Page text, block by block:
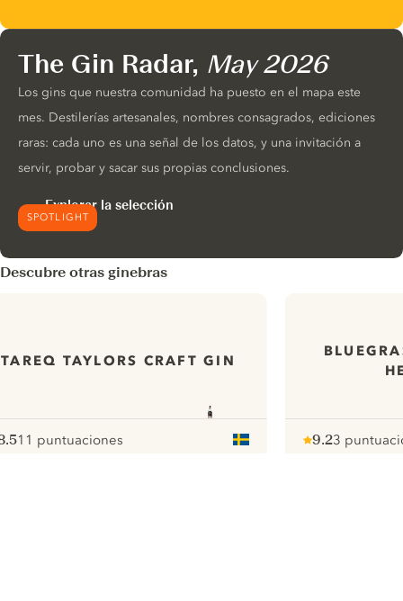
SPOTLIGHT
The Gin Radar, May 2026
Los gins que nuestra comunidad ha puesto en el mapa este
mes. Destilerías artesanales, nombres consagrados, ediciones
raras: cada uno es una señal de los datos, y una invitación a
servir, probar y sacar sus propias conclusiones.
Explorar la selección
Descubre otras ginebras
TAREQ TAYLORS CRAFT GIN
pour
11 puntuaciones
9.2
pour
3